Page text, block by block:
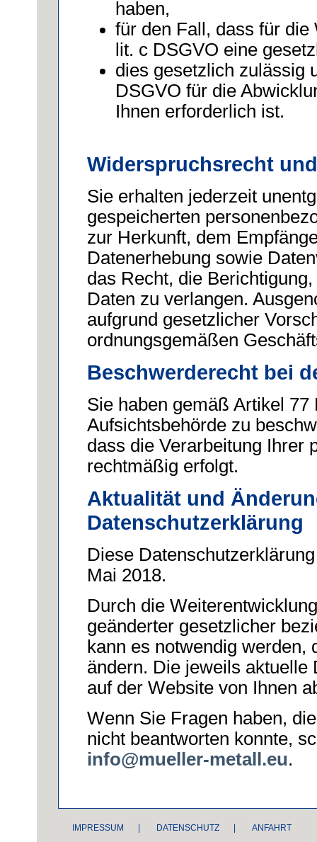
haben,
für den Fall, dass für die
lit. c DSGVO eine
dies gesetzlich zulässig
DSGVO für die
Ihnen erforderlich ist.
Widerspruchsrecht
Sie erhalten jederzeit
gespeicherten
zur Herkunft, dem
Datenerhebung sowie
das Recht, die
Daten zu verlangen.
aufgrund gesetzlicher
ordnungsgemäßen
Beschwerderecht bei
Sie haben gemäß Artikel
Aufsichtsbehörde zu
dass die Verarbeitung Ihrer
rechtmäßig erfolgt.
Aktualität und
Datenschutzerklärung
Diese
Mai 2018.
Durch die
geänderter gesetzlicher
kann es notwendig werden,
ändern. Die jeweils aktuelle
auf der Website von Ihnen
Wenn Sie Fragen haben,
nicht beantworten konnte,
info@mueller-metall.eu.
IMPRESSUM DATENSCHUTZ ANFAHRT